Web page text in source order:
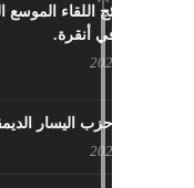
ما هي نتائج اللقاء الموسع
السوري في أنقرة.
نشاطات حزب اليسار